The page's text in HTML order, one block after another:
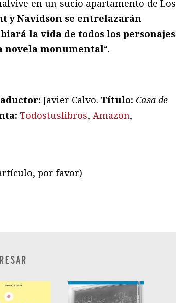
en un sucio apartamento de Los
y Navidson se entrelazarán
la vida de todos los personajes
novela monumental“.
Javier Calvo. Título: Casa de
Todostuslibros, Amazon,
por favor)